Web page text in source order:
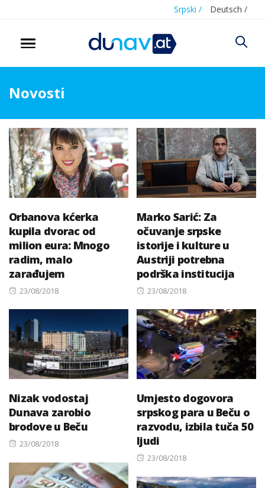
Srpski / Deutsch /
Novosti
Orbanova kćerka
kupila dvorac od
milion eura: Mnogo
radim, malo
zarađujem
Posted
23/08/2018
Marko Sarić: Za
očuvanje srpske
istorije i kulture u
Austriji potrebna
podrška institucija
Posted
23/08/2018
Nizak vodostaj
Dunava zarobio
brodove u Beču
Posted
23/08/2018
Umjesto dogovora
srpskog para u Beču o
razvodu, izbila tuča 50
ljudi
Posted
23/08/2018